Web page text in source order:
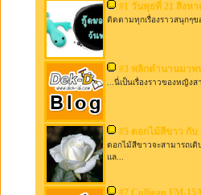
#1 วันพุธที่ 21 สิงหา
ติดตามทุกเรื่องราวสนุกๆขอ
#3 พลิกตำนานมาพบ
...นี่เป็นเรื่องราวของหญิงส
#5 ดอกไม้สีขาว กั
ดอกไม้สีขาวจะสามารถเ
แล...
#7 Culligan FM-